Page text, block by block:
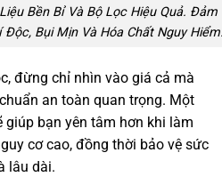
Bền Bỉ Và Bộ Lọc Hiệu Quả.
Độc, Bụi Mịn Và Hóa Chất Nguy
đừng chỉ nhìn vào giá cả mà
an toàn quan trọng. Một
bạn yên tâm hơn khi làm
cơ cao, đồng thời bảo vệ sức
lâu dài.